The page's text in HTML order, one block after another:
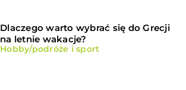
Dlaczego warto wybrać się do Grecji
na letnie wakacje?
Hobby/podróże i sport